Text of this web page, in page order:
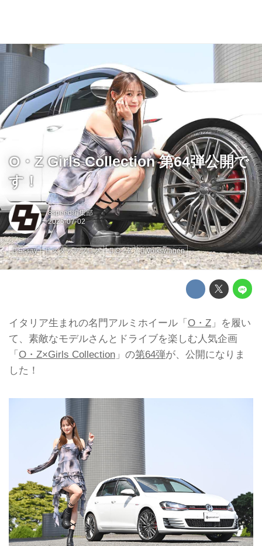
O・Z Girls Collection 第64弾公開で
す！
8speed編集部
Essay スタッフブログ O・Z Volkswagen
イタリア生まれの名門アルミホイール「O・Z 」を履い
て、素敵なモデルさんとドライブを楽しむ人気企画
「O・Z×Girls Collection 」の第64弾が、公開になりま
した！